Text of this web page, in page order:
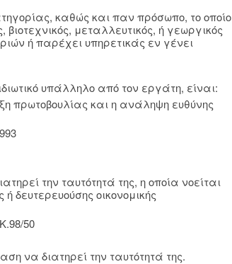
καθώς και παν πρόσωπο, το οποίο
μεταλλευτικός, ή γεωργικός
ή παρέχει υπηρετικάς εν γένει
υπάλληλο από τον εργάτη, είναι:
πρωτοβουλίας και η ανάληψη ευθύνης
την ταυτότητά της, η οποία νοείται
οικονομικής
50
να διατηρεί την ταυτότητά της.